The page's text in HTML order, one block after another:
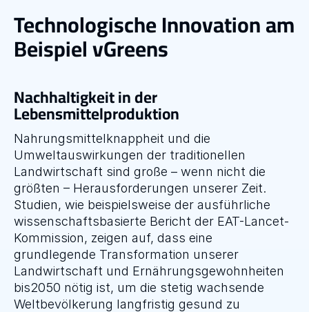
Technologische Innovation am
Beispiel vGreens
Nachhaltigkeit in der
Lebensmittelproduktion
Nahrungsmittelknappheit und die
Umweltauswirkungen der traditionellen
Landwirtschaft sind große – wenn nicht die
größten – Herausforderungen unserer Zeit.
Studien, wie beispielsweise der ausführliche
wissenschaftsbasierte Bericht der EAT-Lancet-
Kommission, zeigen auf, dass eine
grundlegende Transformation unserer
Landwirtschaft und Ernährungsgewohnheiten
bis2050 nötig ist, um die stetig wachsende
Weltbevölkerung langfristig gesund zu